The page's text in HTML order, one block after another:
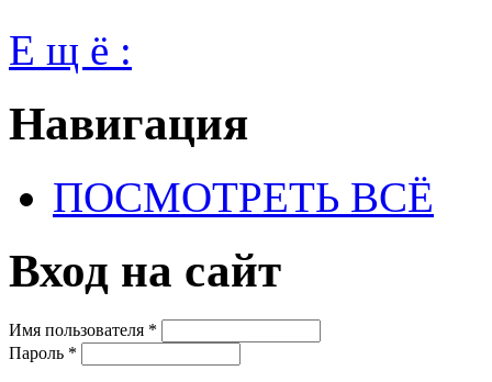
Е щ ё :
Навигация
ПОСМОТРЕТЬ ВСЁ
Вход на сайт
Имя пользователя *
Пароль *